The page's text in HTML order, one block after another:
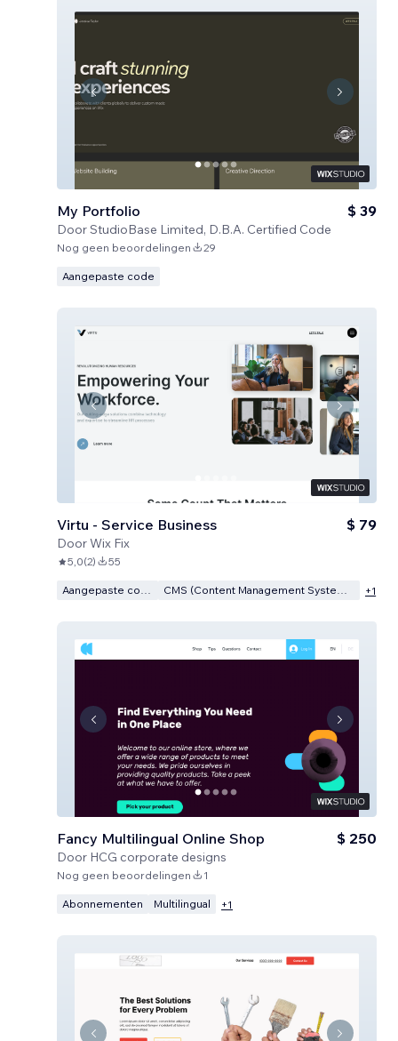
My Portfolio
DoorStudioBase Limited, D.B.A. Certified Code
$ 39
Nog geen beoordelingen 29
Aangepaste code
Virtu - Service Business
DoorWix Fix
$ 79
5,0(2) 55
Aangepaste code CMS (Content Management Systeem) +1
Fancy Multilingual Online Shop
Door HCG corporate designs
$ 250
Nog geen beoordelingen 1
Abonnementen Multilingual +1